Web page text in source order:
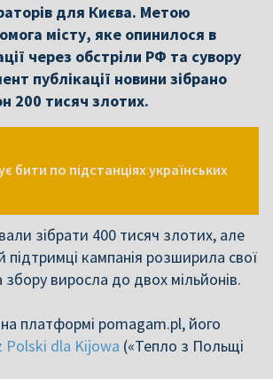
для Києва. Метою
місту, яке опинилося в
через обстріли РФ та сувору
публікації новини зібрано
200 тисяч злотих.
бити по підстанціях українських
зібрати 400 тисяч злотих, але
підтримці кампанія розширила свої
збору виросла до двох мільйонів.
платформі pomagam.pl, його
Polski dla Kijowa («Тепло з Польщі